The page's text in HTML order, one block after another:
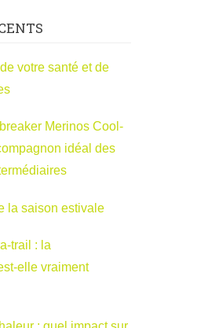
votre santé et de
Merinos Cool-
idéal des
la saison estivale
trail : la
elle vraiment